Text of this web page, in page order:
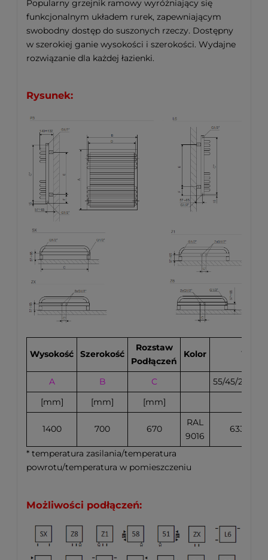
Popularny grzejnik ramowy wyróżniający się
funkcjonalnym układem rurek, zapewniającym
swobodny dostęp do suszonych rzeczy. Dostępny
w szerokiej ganie wysokości i szerokości. Wydajne
rozwiązanie dla każdej łazienki.
Rysunek:
Wysokość Szerokość
Rozstaw
Podłączeń
Kolor
A B C 55/45/20°C
[mm]
[mm] [mm]
1400 700 670
RAL
9016
633
* temperatura zasilania/temperatura
powrotu/temperatura w pomieszczeniu
Możliwości podłączeń: